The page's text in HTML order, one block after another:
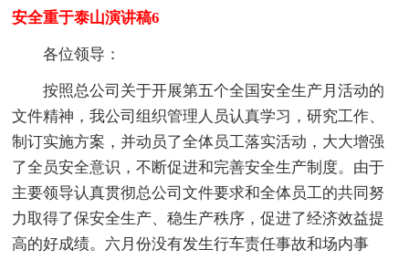
安全重于泰山演讲稿6
各位领导：
按照总公司关于开展第五个全国安全生产月活动的
文件精神，我公司组织管理人员认真学习，研究工作、
制订实施方案，并动员了全体员工落实活动，大大增强
了全员安全意识，不断促进和完善安全生产制度。由于
主要领导认真贯彻总公司文件要求和全体员工的共同努
力取得了保安全生产、稳生产秩序，促进了经济效益提
高的好成绩。六月份没有发生行车责任事故和场内事